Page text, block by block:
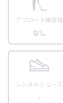
アプローチ練習場
なし
レンタルシューズ
-